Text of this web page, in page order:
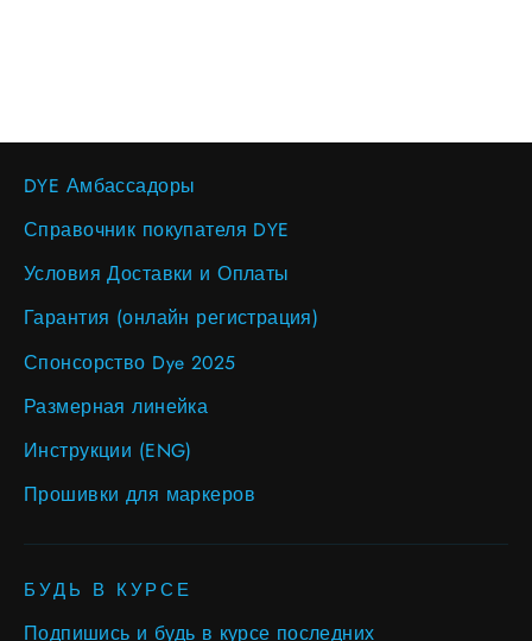
DYE Амбассадоры
Справочник покупателя DYE
Условия Доставки и Оплаты
Гарантия (онлайн регистрация)
Спонсорство Dye 2025
Размерная линейка
Инструкции (ENG)
Прошивки для маркеров
БУДЬ В КУРСЕ
Подпишись и будь в курсе последних